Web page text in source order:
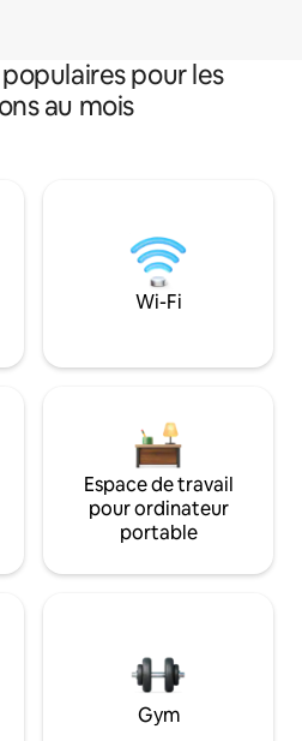
pour les
au mois
Wi-Fi
Espace de travail
pour ordinateur
portable
Gym